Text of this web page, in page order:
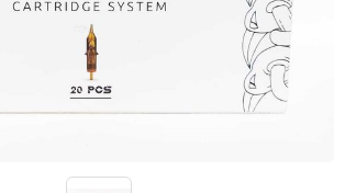
для
аппаратов Dragon
GiantSun